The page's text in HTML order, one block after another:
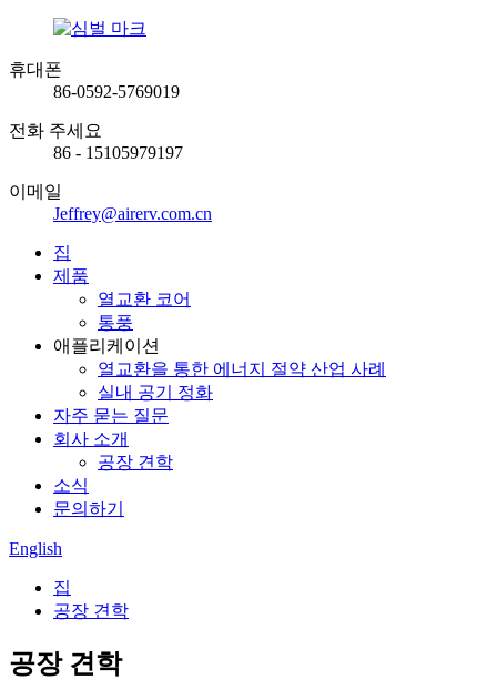
휴대폰
86-0592-5769019
전화 주세요
86 - 15105979197
이메일
Jeffrey@airerv.com.cn
집
제품
열교환 코어
통풍
애플리케이션
열교환을 통한 에너지 절약 산업 사례
실내 공기 정화
자주 묻는 질문
회사 소개
공장 견학
소식
문의하기
English
집
공장 견학
공장 견학